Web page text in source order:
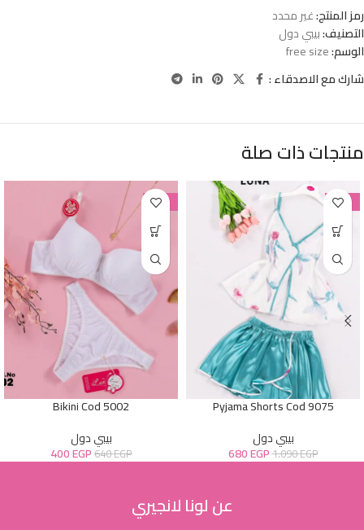
رمز المنتج:غير محدد
التصنيف:بيبي دول
الوسم:free size
شارك مع الاصدقاء :
منتجات ذات صلة
-38%
Pyjama Shorts Cod 9075
بيبي دول
1.090EGP
680EGP
-38%
Bikini Cod 5002
بيبي دول
640EGP
400EGP
عن لونا لانجيري